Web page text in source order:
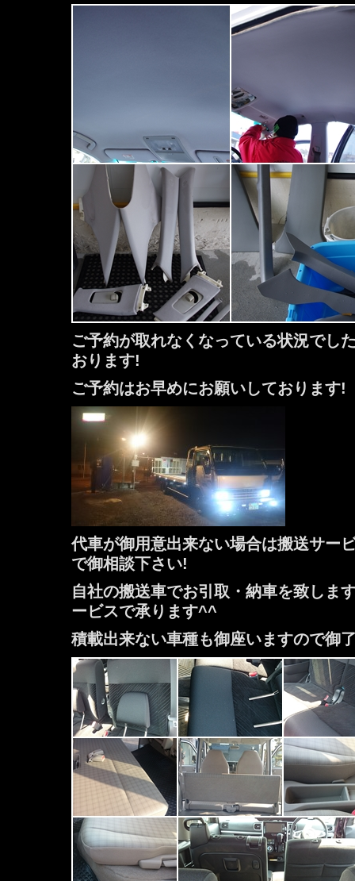
ご予約が取れなくなっている状況でし
おります!
ご予約はお早めにお願いしております!
代車が御用意出来ない場合は搬送サー
で御相談下さい!
自社の搬送車でお引取・納車を致しま
ービスで承ります^^
積載出来ない車種も御座いますので御